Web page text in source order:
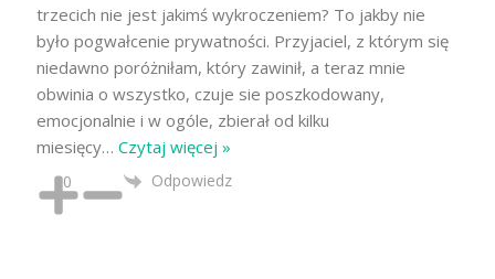
trzecich nie jest jakimś wykroczeniem? To jakby nie
było pogwałcenie prywatności. Przyjaciel, z którym się
niedawno poróżniłam, który zawinił, a teraz mnie
obwinia o wszystko, czuje sie poszkodowany,
emocjonalnie i w ogóle, zbierał od kilku
miesięcy… Czytaj więcej »
0 Odpowiedz